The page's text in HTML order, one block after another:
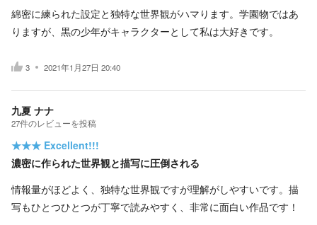
綿密に練られた設定と独特な世界観がハマります。学園物ではあ
りますが、黒の少年がキャラクターとして私は大好きです。
3 2021年1月27日 20:40
九夏 ナナ
27件のレビューを投稿
★★★ Excellent!!!
濃密に作られた世界観と描写に圧倒される
情報量がほどよく、独特な世界観ですが理解がしやすいです。描
写もひとつひとつが丁寧で読みやすく、非常に面白い作品です！